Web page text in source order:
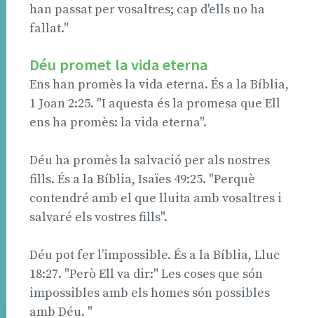
han passat per vosaltres; cap d'ells no ha
fallat."
Déu promet la vida eterna
Ens han promès la vida eterna. És a la Bíblia,
1 Joan 2:25. "I aquesta és la promesa que Ell
ens ha promès: la vida eterna".
Déu ha promès la salvació per als nostres
fills. És a la Bíblia, Isaïes 49:25. "Perquè
contendré amb el que lluita amb vosaltres i
salvaré els vostres fills".
Déu pot fer l’impossible. És a la Bíblia, Lluc
18:27. "Però Ell va dir:" Les coses que són
impossibles amb els homes són possibles
amb Déu. "